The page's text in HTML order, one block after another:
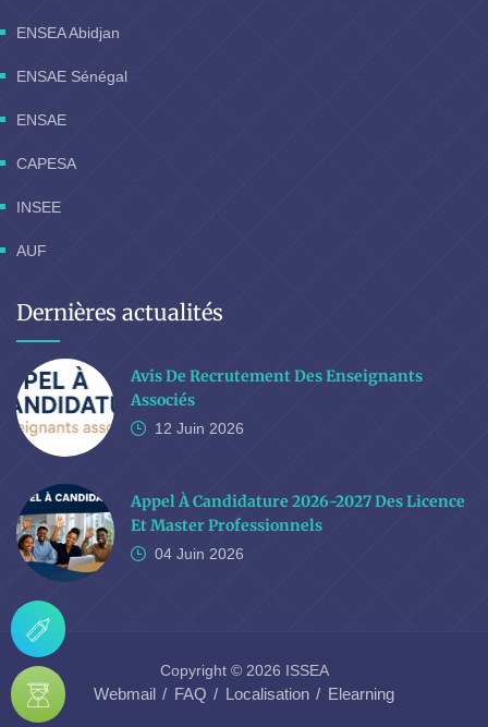
ENSEA Abidjan
ENSAE Sénégal
ENSAE
CAPESA
INSEE
AUF
Dernières actualités
Avis De Recrutement Des Enseignants
Associés
12 Juin 2026
Appel À Candidature 2026-2027 Des Licence
Et Master Professionnels
04 Juin 2026
Copyright © 2026 ISSEA
Webmail FAQ Localisation Elearning